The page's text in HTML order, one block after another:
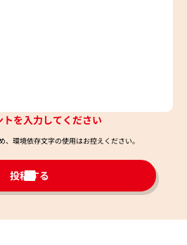
トを入力してください
環境依存文字の使用はお控えください。​
投稿する